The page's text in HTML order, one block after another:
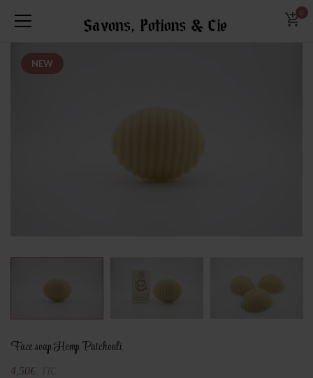
0
NEW
Face soap Hemp Patchouli
4,50€